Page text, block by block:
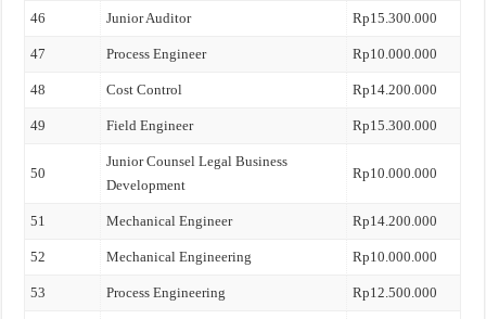
46 Junior Auditor Rp15.300.000
47 Process Engineer Rp10.000.000
48 Cost Control Rp14.200.000
49 Field Engineer Rp15.300.000
50
Junior Counsel Legal Business
Development
Rp10.000.000
51 Mechanical Engineer Rp14.200.000
52 Mechanical Engineering Rp10.000.000
53 Process Engineering Rp12.500.000